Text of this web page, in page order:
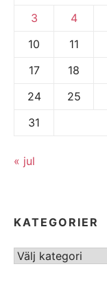
3
4
10
11
17
18
24
25
31
« jul
KATEGORIER
Kategorier